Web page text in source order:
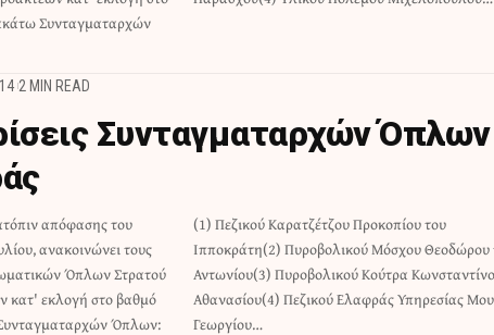
Συνταγματαρχών
2 MIN READ
Συνταγματαρχών Όπλων
απόφασης του
ανακοινώνει τους
Όπλων Στρατού
κατ' εκλογή στο βαθμό
Όπλων:
Προκοπίου του
Θεοδώρου του
Κωνσταντίνου του
Υπηρεσίας Μουμούρη
Γεωργίου…